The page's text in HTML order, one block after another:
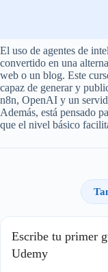
El uso de agentes de
convertido en una
web o un blog. Este
capaz de generar y
n8n, OpenAI y un
Además, está pensado
que el nivel básico
Escribe tu primer
Udemy